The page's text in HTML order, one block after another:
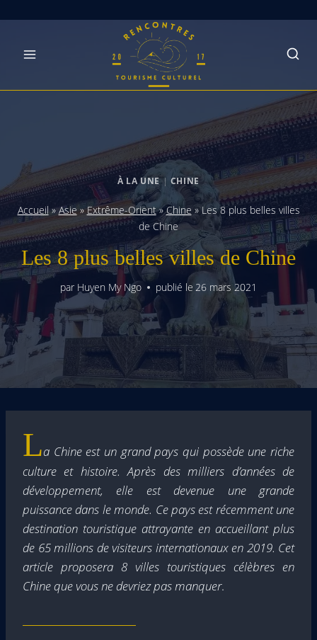
À LA UNE| CHINE
Accueil»Asie»Extrême-Orient»Chine »Les 8 plus belles villes
de Chine
Les 8 plus belles villes de Chine
par Huyen My Ngo publié le 26 mars 2021
La Chine est un grand pays qui possède une riche
culture et histoire. Après des milliers d’années de
développement, elle est devenue une grande
puissance dans le monde. Ce pays est récemment une
destination touristique attrayante en accueillant plus
de 65 millions de visiteurs internationaux en 2019. Cet
article proposera 8 villes touristiques célèbres en
Chine que vous ne devriez pas manquer.